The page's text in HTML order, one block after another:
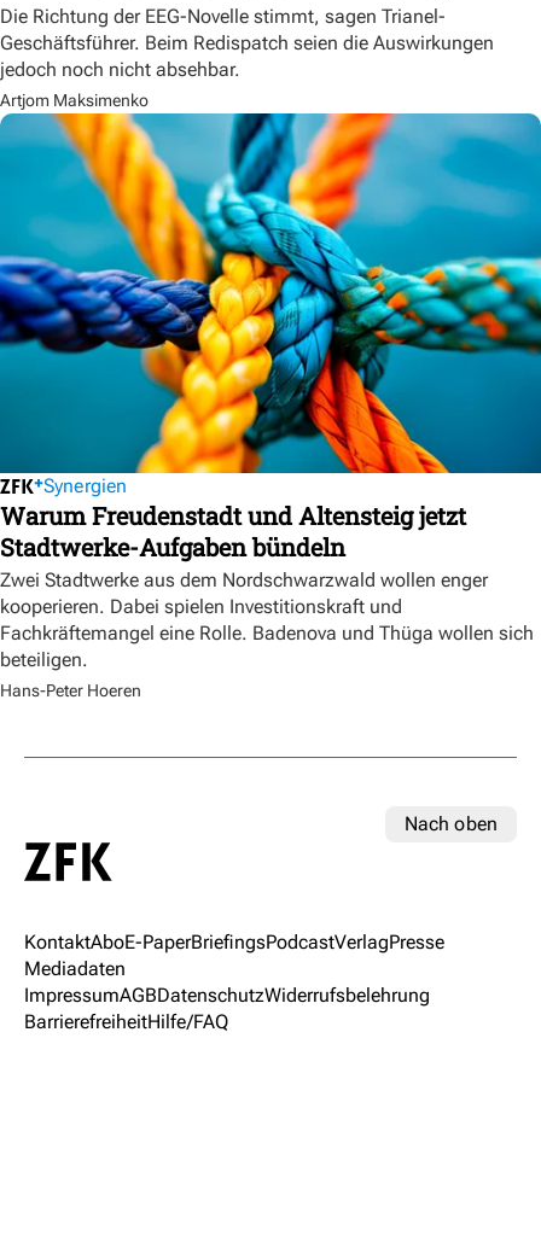
Die Richtung der EEG-Novelle stimmt, sagen Trianel-
Geschäftsführer. Beim Redispatch seien die Auswirkungen
jedoch noch nicht absehbar.
Artjom Maksimenko
Synergien
Warum Freudenstadt und Altensteig jetzt
Stadtwerke-Aufgaben bündeln
Zwei Stadtwerke aus dem Nordschwarzwald wollen enger
kooperieren. Dabei spielen Investitionskraft und
Fachkräftemangel eine Rolle. Badenova und Thüga wollen sich
beteiligen.
Hans-Peter Hoeren
Nach oben
KontaktAboE-PaperBriefingsPodcastVerlagPresse
Mediadaten
ImpressumAGBDatenschutzWiderrufsbelehrung
BarrierefreiheitHilfe/FAQ